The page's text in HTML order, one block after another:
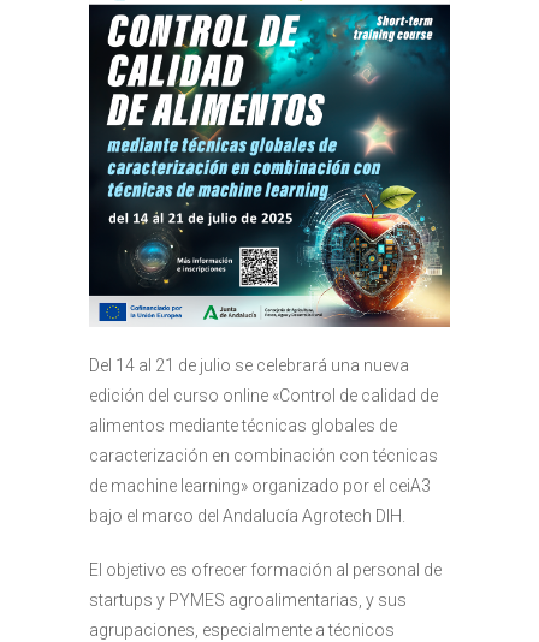
Del 14 al 21 de julio se celebrará una nueva
edición del curso online «Control de calidad de
alimentos mediante técnicas globales de
caracterización en combinación con técnicas
de machine learning» organizado por el ceiA3
bajo el marco del Andalucía Agrotech DIH.
El objetivo es ofrecer formación al personal de
startups y PYMES agroalimentarias, y sus
agrupaciones, especialmente a técnicos